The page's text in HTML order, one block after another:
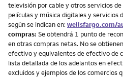
televisión por cable y otros servicios
películas y música digitales y servicios
según se indican en: wellsfargo.com/
compras: Se obtendrá 1 punto de
en otras compras netas. No se
efectivo y equivalentes de efectivo de
lista detallada de los adelantos en
excluidos y ejemplos de los comercios